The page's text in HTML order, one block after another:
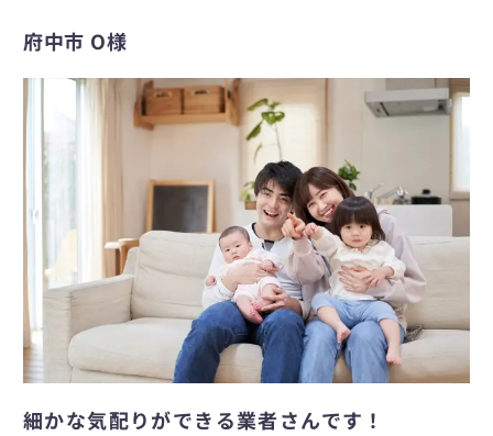
府中市 O様
細かな気配りができる業者さんです！